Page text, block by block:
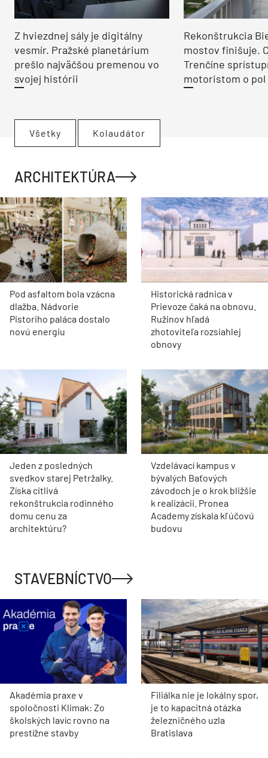
Z hviezdnej sály je digitálny
vesmír. Pražské planetárium
prešlo najväčšou premenou vo
svojej histórii
Rekonštrukcia
mostov finišuje.
Trenčíne
motoristom o pol
Všetky Kolaudátor
ARCHITEKTÚRA
Pod asfaltom bola vzácna
dlažba. Nádvorie
Pistoriho paláca dostalo
novú energiu
Historická radnica v
Prievoze čaká na obnovu.
Ružinov hľadá
zhotoviteľa rozsiahlej
obnovy
Jeden z posledných
svedkov starej Petržalky.
Získa citlivá
rekonštrukcia rodinného
domu cenu za
architektúru?
Vzdelávací kampus v
bývalých Baťových
závodoch je o krok bližšie
k realizácii. Pronea
Academy získala kľúčovú
budovu
STAVEBNÍCTVO
Akadémia praxe v
spoločnosti Klimak: Zo
školských lavíc rovno na
prestížne stavby
Filiálka nie je lokálny spor,
je to kapacitná otázka
železničného uzla
Bratislava